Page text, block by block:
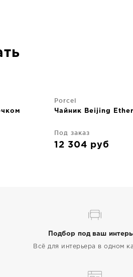
Porcel
Чайник Beijing
Под заказ
12 304 руб
Подбор под ваш
Всё для интерьера в одном